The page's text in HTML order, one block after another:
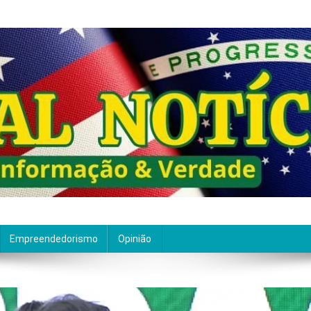
Empreendedorismo Opinião